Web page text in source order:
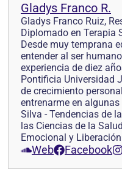
Gladys Franco R.
Gladys Franco Ruiz,
Diplomado en Terapia
Desde muy temprana
entender al ser
experiencia de diez
Pontificia Universidad
de crecimiento
entrenarme en
Silva - Tendencias de
las Ciencias de la
Emocional y
Web Facebook